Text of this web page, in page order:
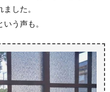
した。
う声も。